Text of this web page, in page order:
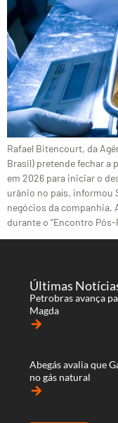
Rafael Bitencourt, da
Brasil) pretende fechar a
em 2026 para iniciar o
urânio no país, informou
negócios da companhia.
durante o “Encontro
Últimas
Petrobras avança
Magda
arrow_forward
Abegás avalia que
no gás natural
arrow_forward